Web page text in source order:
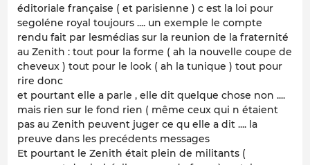
éditoriale française ( et parisienne ) c est la loi pour
segoléne royal toujours .... un exemple le compte
rendu fait par lesmédias sur la reunion de la fraternité
au Zenith : tout pour la forme ( ah la nouvelle coupe de
cheveux ) tout pour le look ( ah la tunique ) tout pour
rire donc
et pourtant elle a parle , elle dit quelque chose non ....
mais rien sur le fond rien ( même ceux qui n étaient
pas au Zenith peuvent juger ce qu elle a dit .... la
preuve dans les precédents messages
Et pourtant le Zenith était plein de militants (